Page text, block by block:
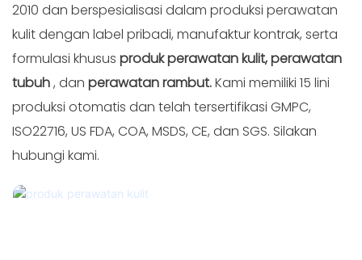
2010 dan berspesialisasi dalam produksi perawatan
kulit dengan label pribadi, manufaktur kontrak, serta
formulasi khusus produk perawatan kulit, perawatan
tubuh, dan perawatan rambut.Kami memiliki 15 lini
produksi otomatis dan telah tersertifikasi GMPC,
ISO22716, US FDA, COA, MSDS, CE, dan SGS. Silakan
hubungi kami.